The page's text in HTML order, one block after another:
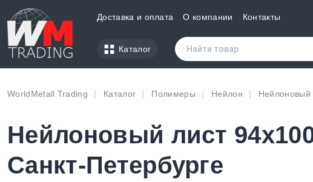
Доставка и оплата О компании Контакты
Каталог
WorldMetall Trading Каталог Полимеры Нейлон Нейлоновый
Нейлоновый лист
Санкт-Петербурге